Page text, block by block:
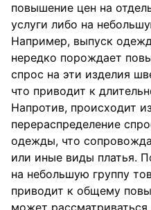
повышение цен на
услуги либо на
Например, выпуск
нередко порождает
спрос на эти изделия
что приводит к
Напротив, происходит
перераспределение
одежды, что
или иные виды платья.
на небольшую группу
приводит к общему
может